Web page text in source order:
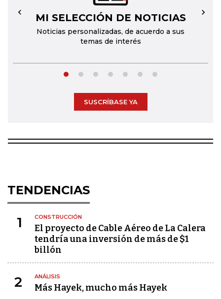
MI SELECCIÓN DE NOTICIAS
Noticias personalizadas, de acuerdo a sus
temas de interés
← →
SUSCRÍBASE YA
TENDENCIAS
1 CONSTRUCCIÓN
El proyecto de Cable Aéreo de La Calera
tendría una inversión de más de $1
billón
2 ANÁLISIS
Más Hayek, mucho más Hayek